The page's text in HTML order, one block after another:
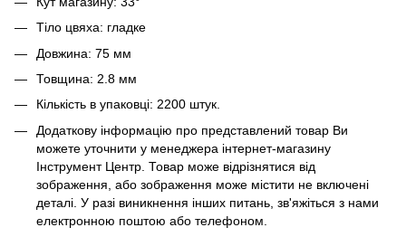
Тіло цвяха: гладке
Довжина: 75 мм
Товщина: 2.8 мм
Кількість в упаковці: 2200 штук.
Додаткову інформацію про представлений товар Ви
можете уточнити у менеджера інтернет-магазину
Інструмент Центр. Товар може відрізнятися від
зображення, або зображення може містити не включені
деталі. У разі виникнення інших питань, зв'яжіться з нами
електронною поштою або телефоном.